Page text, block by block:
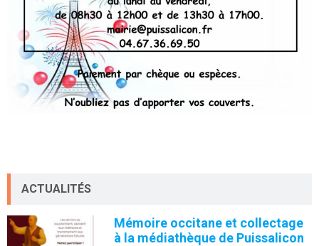
ACTUALITÉS
Mémoire occitane et collectage
à la médiathèque de Puissalicon